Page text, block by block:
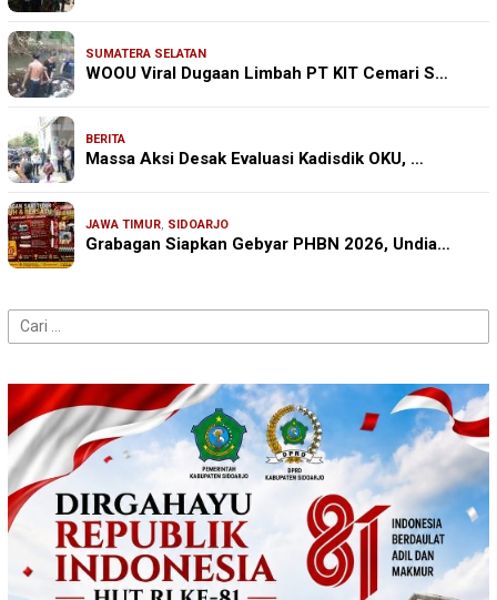
SUMATERA SELATAN
WOOU Viral Dugaan Limbah PT KIT Cemari S…
BERITA
Massa Aksi Desak Evaluasi Kadisdik OKU, …
JAWA TIMUR, SIDOARJO
Grabagan Siapkan Gebyar PHBN 2026, Undia…
Cari
untuk: